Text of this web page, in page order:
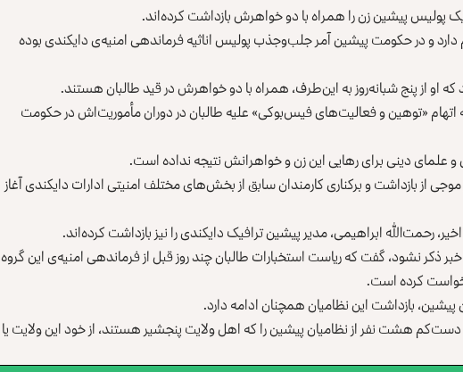
پولیس پیشین زن را همراه با دو خواهرش بازداشت کرده‌اند.
دارد و در حکومت پیشین آمر جلب‌وجذب پولیس اناثیه فرماندهی امنیه‌ی دایکندی بوده
او از پنج شبانه‌روز به این‌طرف، همراه با دو خواهرش در قید طالبان هستند.
اتهام «توهین و فعالیت‌های فیس‌بوکی» علیه طالبان در دوران مأموریت‌اش در حکومت
علمای دینی برای رهایی این زن و خواهرانش نتیجه نداده است.
از بازداشت و برکناری کارمندان سابق از بخش‌های مختلف امنیتی ادارات دایکندی آغاز
رحمت‌الله ابراهیمی، مدیر پیشین ترافیک دایکندی را نیز بازداشت کرده‌اند.
ذکر نشود، گفت که ریاست استخبارات طالبان چند روز قبل از فرماندهی امنیه‌ی این گروه
کرده است.
بازداشت این نظامیان همچنان ادامه دارد.
دست‌کم هشت نفر از نظامیان پیشین را که اهل ولایت پنجشیر هستند، از خود این ولایت یا